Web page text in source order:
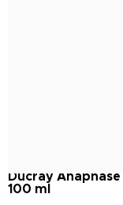
Ducray Anaphase
100 ml